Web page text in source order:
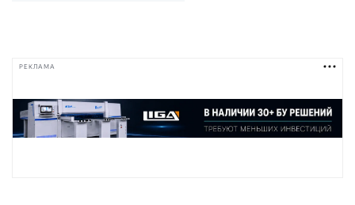
РЕКЛАМА